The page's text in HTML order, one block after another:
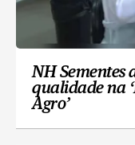
NH Sementes
qualidade na
Agro’